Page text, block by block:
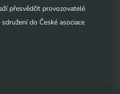
přesvědčit provozovatelé
do České asociace